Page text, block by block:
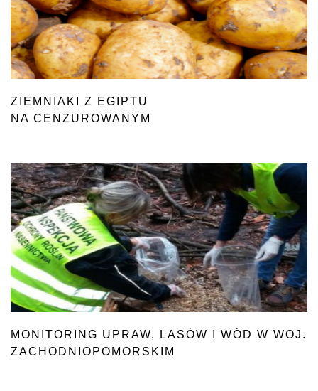
ZIEMNIAKI Z EGIPTU
NA CENZUROWANYM
MONITORING UPRAW, LASÓW I WÓD W WOJ.
ZACHODNIOPOMORSKIM